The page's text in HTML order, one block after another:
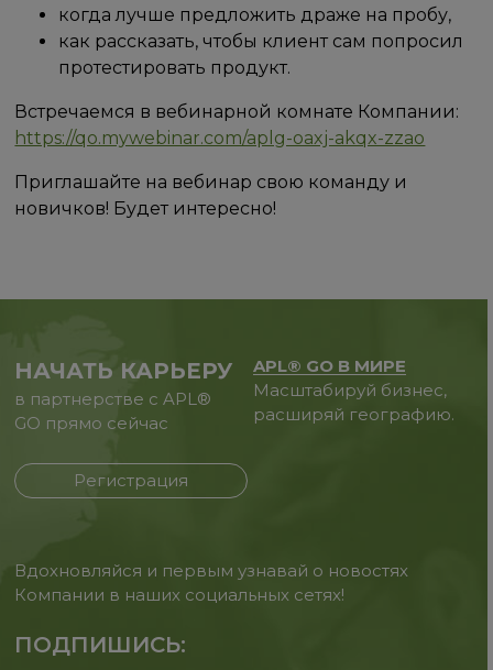
когда лучше предложить драже на пробу,
как рассказать, чтобы клиент сам попросил
протестировать продукт.
Встречаемся в вебинарной комнате Компании:
https://qo.mywebinar.com/aplg-oaxj-akqx-zzao
Приглашайте на вебинар свою команду и
новичков! Будет интересно!
НАЧАТЬ КАРЬЕРУ
в партнерстве с APL®
GO прямо сейчас
Регистрация
APL® GO В МИРЕ
Масштабируй бизнес,
расширяй географию.
Вдохновляйся и первым узнавай о новостях
Компании в наших социальных сетях!
ПОДПИШИСЬ: